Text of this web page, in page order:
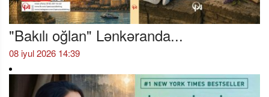
"Bakılı oğlan" Lənkəranda...
08 iyul 2026 14:39